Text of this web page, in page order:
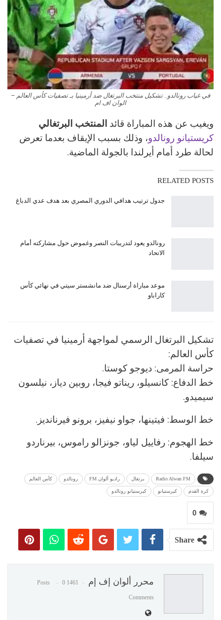
في غياب رونالدو.. تشكيل منتخب البرتغال ضد أرمينيا بـ تصفيات كأس العالم –
الوان اف ام
ويغيب عن هذه المباراة قائد المنتخب البرتغالي
كريستيانو رونالدو، وذلك بسبب الإيقاف بعدما تعرض
لحالة طرد أمام أيرلندا بالجولة الماضية.
RELATED POSTS
جدول ترتيب هدافي الدوري المصري بعد هدف عدي الدباغ
رونالدو يعود لتدريبات النصر وغموض حول مشاركته أمام
الاتحاد
موعد مباراة أرسنال ضد مانشستر سيتي في نهائي كأس
كاراباو
تشكيل البرتغال الرسمي لمواجهة أرمينيا في تصفيات
كأس العالم:
حراسة المرمى: ديوجو كوستا.
خط الدفاع: كانسيلو، ريناتو فيجا، روبين دياز، نيلسون
سيميدو.
خط الوسط: فيتينها، جواو نيفيز، برونو فيرنانديز.
خط الهجوم: رفاييل لياو، جونزالو راموس، بيرناردو
سيلفا.
Radio Alwan FM برتغال راديو ألوان FM رونالدو كأس العالم
كرة القدم كيرستيانو كيرستيانو رونالدو
0
Share
محرر ألوان إف إم 1461 Posts
0
Comments